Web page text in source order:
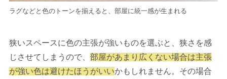
ラグなどと色のトーンを揃えると、部屋に統一感が生まれる
狭いスペースに色の主張が強いものを選ぶと、狭さを感
じさせてしまうので、 部屋があまり広くない場合は主張
が強い色は避けたほうがいいかもしれません。その場合